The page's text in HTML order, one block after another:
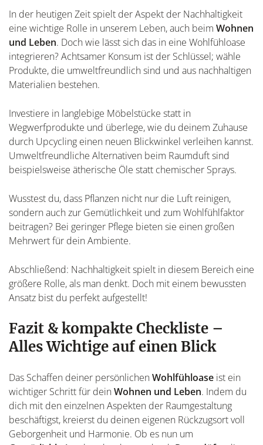
In der heutigen Zeit spielt der Aspekt der Nachhaltigkeit
eine wichtige Rolle in unserem Leben, auch beim Wohnen
und Leben. Doch wie lässt sich das in eine Wohlfühloase
integrieren? Achtsamer Konsum ist der Schlüssel; wähle
Produkte, die umweltfreundlich sind und aus nachhaltigen
Materialien bestehen.
Investiere in langlebige Möbelstücke statt in
Wegwerfprodukte und überlege, wie du deinem Zuhause
durch Upcycling einen neuen Blickwinkel verleihen kannst.
Umweltfreundliche Alternativen beim Raumduft sind
beispielsweise ätherische Öle statt chemischer Sprays.
Wusstest du, dass Pflanzen nicht nur die Luft reinigen,
sondern auch zur Gemütlichkeit und zum Wohlfühlfaktor
beitragen? Bei geringer Pflege bieten sie einen großen
Mehrwert für dein Ambiente.
Abschließend: Nachhaltigkeit spielt in diesem Bereich eine
größere Rolle, als man denkt. Doch mit einem bewussten
Ansatz bist du perfekt aufgestellt!
Fazit & kompakte Checkliste –
Alles Wichtige auf einen Blick
Das Schaffen deiner persönlichenWohlfühloase ist ein
wichtiger Schritt für deinWohnen und Leben. Indem du
dich mit den einzelnen Aspekten der Raumgestaltung
beschäftigst, kreierst du deinen eigenen Rückzugsort voll
Geborgenheit und Harmonie. Ob es nun um